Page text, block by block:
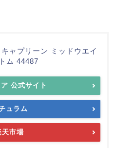
ャプリーン ミッドウエイ
ム 44487
公式サイト
ュラム
天市場